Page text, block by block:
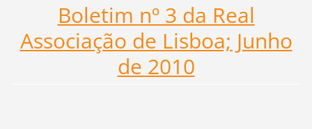
Boletim nº 3 da Real
Associação de Lisboa; Junho
de 2010